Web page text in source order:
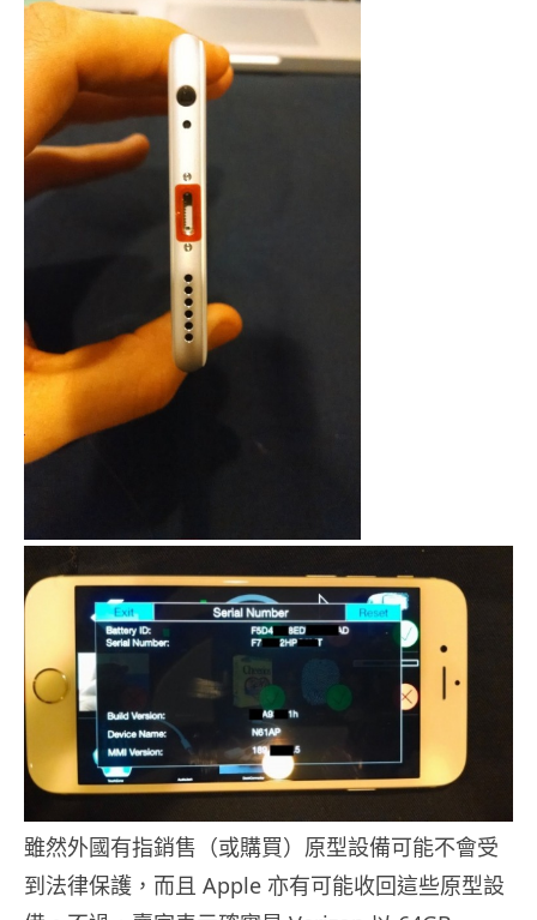
雖然外國有指銷售（或購買）原型設備可能不會受
到法律保護，而且 Apple 亦有可能收回這些原型設